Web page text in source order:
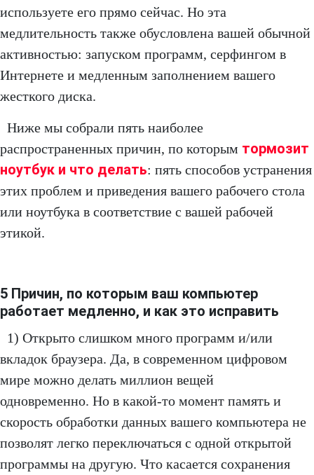
используете его прямо сейчас. Но эта
медлительность также обусловлена вашей обычной
активностью: запуском программ, серфингом в
Интернете и медленным заполнением вашего
жесткого диска.
Ниже мы собрали пять наиболее
распространенных причин, по которым тормозит
ноутбук и что делать: пять способов устранения
этих проблем и приведения вашего рабочего стола
или ноутбука в соответствие с вашей рабочей
этикой.
5 Причин, по которым ваш компьютер
работает медленно, и как это исправить
1) Открыто слишком много программ и/или
вкладок браузера. Да, в современном цифровом
мире можно делать миллион вещей
одновременно. Но в какой-то момент память и
скорость обработки данных вашего компьютера не
позволят легко переключаться с одной открытой
программы на другую. Что касается сохранения